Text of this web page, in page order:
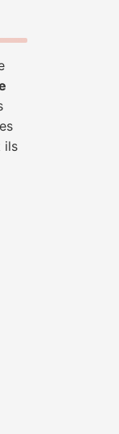
ils